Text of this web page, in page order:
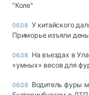
"Коле"
06.08 У китайского
Приморье изъяли
06.08 Ha въeздax в
«yмныx» вecoв для
06.08 Водитель фуры